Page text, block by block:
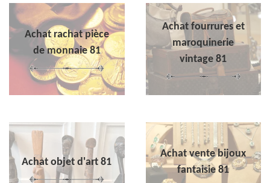
Achat rachat pièce
de monnaie 81
Achat fourrures et
maroquinerie
vintage 81
Achat objet d'art 81
Achat vente bijoux
fantaisie 81